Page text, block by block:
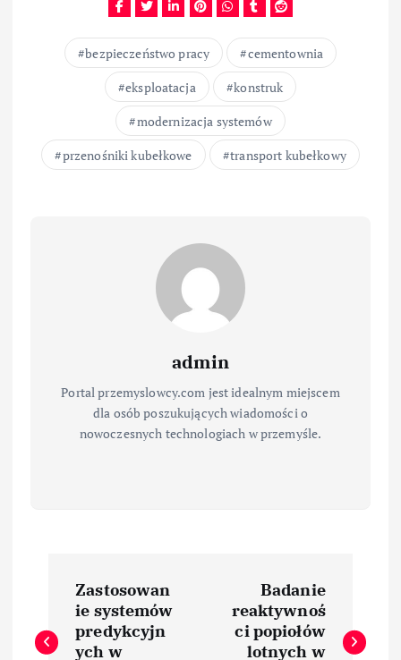
bezpieczeństwo pracy
cementownia
eksploatacja
konstruk
modernizacja systemów
przenośniki kubełkowe
transport kubełkowy
admin
Portal przemyslowcy.com jest idealnym miejscem
dla osób poszukujących wiadomości o
nowoczesnych technologiach w przemyśle.
a
Zastosowan
ie systemów
predykcyjn
ych w
Badanie
reaktywnoś
ci popiołów
lotnych w